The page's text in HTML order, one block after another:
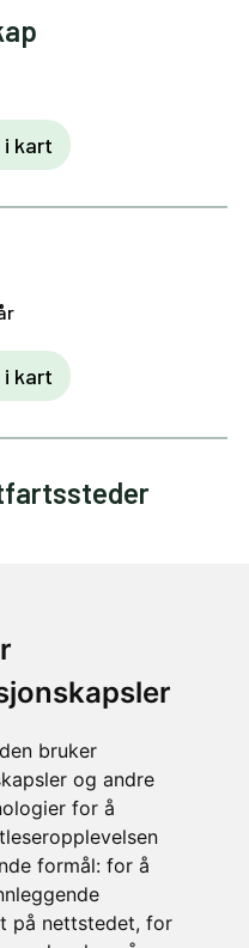
bruker
og andre
for å
formål: for å
på nettstedet, for
i kart
i kart